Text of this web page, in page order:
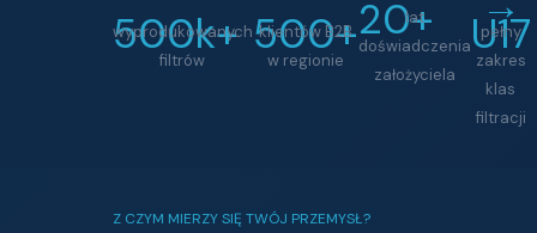
500k+
wyprodukowanych
filtrów
500+
klientów B2B
w regionie
20+
lat
doświadczenia
założyciela
U17
pełny
zakres
klas
filtracji
Z CZYM MIERZY SIĘ TWÓJ PRZEMYSŁ?